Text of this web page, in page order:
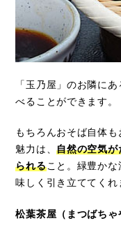
「玉乃屋」のお隣にあ
べることができます。
もちろんおそば自体
魅力は、自然の空気
られること。緑豊かな
味しく引き立ててくれ
松葉茶屋（まつばち